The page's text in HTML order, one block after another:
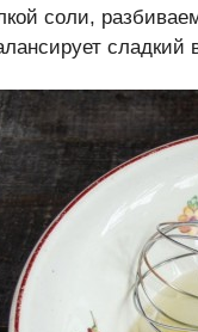
соли,
сладкий